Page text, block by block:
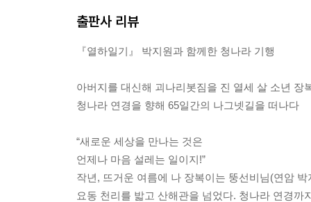
이는 알아들었다고 대답하는 것인지, 술 냄새에 놀
점심을 먹고 봉황산 구경을 갔다. 뚱선비는 구경
비님이 중국에서는 완전히 변하셨다. 가장 부지런
살피고 다니시니 말이다.---p.107
저게 무슨 동물인가? 생전 처음 보는 동물이 여러
에 뿔이 없으니 소도 아니었다. 얼굴이 양처럼 생
말도 아니고 소도 아니고 양도 아닌 동물이었다.---
출판사 리뷰
『열하일기』 박지원과 함께한 청나라 기행
아버지를 대신해 괴나리봇짐을 진 열세 살 소년 장
청나라 연경을 향해 65일간의 나그넷길을 떠나다
“새로운 세상을 만나는 것은
언제나 마음 설레는 일이지!”
작년, 뜨거운 여름에 나 장복이는 뚱선비님(연암
요동 천리를 밟고 산해관을 넘었다. 청나라 연경까